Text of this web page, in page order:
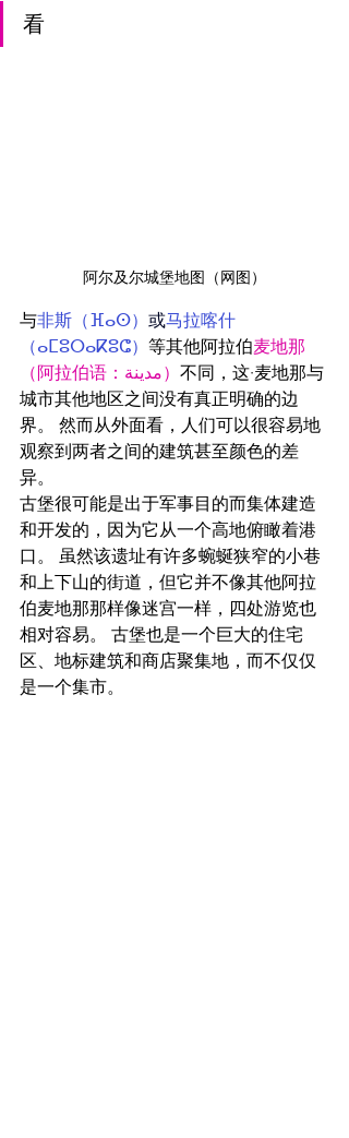
看
阿尔及尔城堡地图（网图）
与非斯（ⴼⴰⵙ） 或马拉喀什
（ⴰⵎⵓⵔⴰⴽⵓⵛ） 等其他阿拉伯麦地那
（阿拉伯语： مدينة） 不同，这·麦地那与
城市其他地区之间没有真正明确的边
界。 然而从外面看，人们可以很容易地
观察到两者之间的建筑甚至颜色的差
异。
古堡很可能是出于军事目的而集体建造
和开发的，因为它从一个高地俯瞰着港
口。 虽然该遗址有许多蜿蜒狭窄的小巷
和上下山的街道，但它并不像其他阿拉
伯麦地那那样像迷宫一样，四处游览也
相对容易。 古堡也是一个巨大的住宅
区、地标建筑和商店聚集地，而不仅仅
是一个集市。